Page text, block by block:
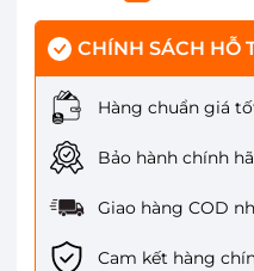
CHÍNH SÁCH HỖ
Hàng chuẩn giá
Bảo hành chính
Giao hàng COD
Cam kết hàng